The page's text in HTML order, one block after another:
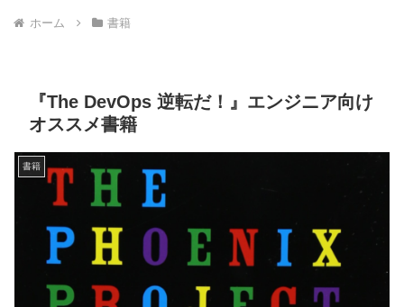
ホーム 書籍
『The DevOps 逆転だ！』エンジニア向け
オススメ書籍
書籍